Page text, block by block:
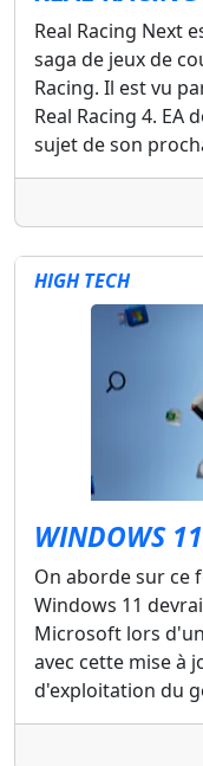
Real Racing Next
saga de jeux de
Racing. Il est vu
Real Racing 4.
sujet de son
HIGH TECH
WINDOWS 11
On aborde sur ce
Windows 11
Microsoft lors
avec cette mise à
d'exploitation du